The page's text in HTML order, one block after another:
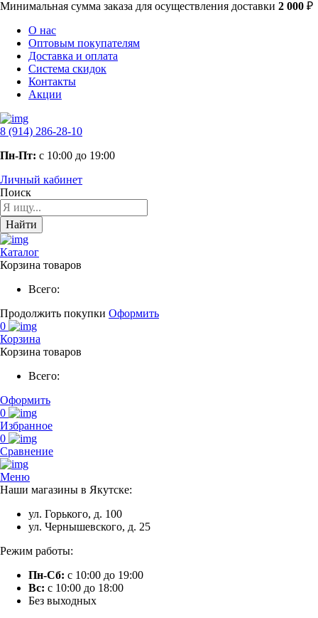
Минимальная сумма заказа для осуществления доставки 2 000 ₽
О нас
Оптовым покупателям
Доставка и оплата
Система скидок
Контакты
Акции
8 (914) 286-28-10
Пн-Пт: с 10:00 до 19:00
Личный кабинет
Поиск
Найти
Каталог
Корзина товаров
Всего:
Продолжить покупки Оформить
0
Корзина
Корзина товаров
Всего:
Оформить
0
Избранное
0
Сравнение
Меню
Наши магазины в Якутске:
ул. Горького, д. 100
ул. Чернышевского, д. 25
Режим работы:
Пн-Сб: с 10:00 до 19:00
Вс: с 10:00 до 18:00
Без выходных